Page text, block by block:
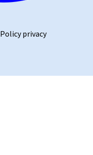
Policy privacy